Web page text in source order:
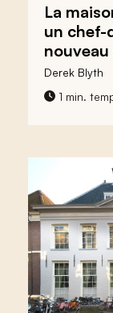
La
un chef-
nouveau
Derek Blyth
1 min.